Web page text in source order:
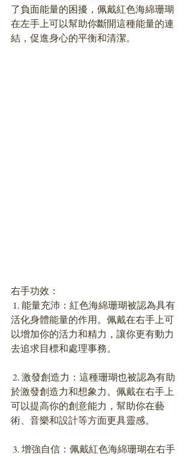
了負面能量的困擾，佩戴紅色海綿珊瑚
在左手上可以幫助你斷開這種能量的連
結，促進身心的平衡和清潔。
右手功效：
活化身體能量的作用。佩戴在右手上可
以增加你的活力和精力，讓你更有動力
去追求目標和處理事務。
於激發創造力和想象力。佩戴在右手上
可以提高你的創意能力，幫助你在藝
術、音樂和設計等方面更具靈感。